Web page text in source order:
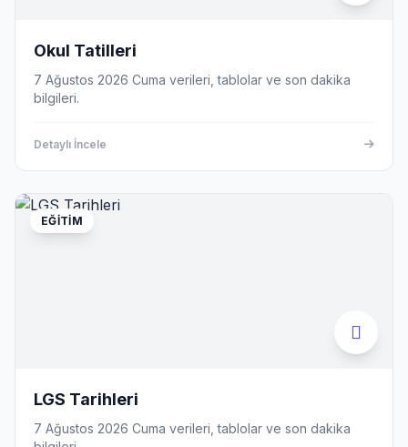
Okul Tatilleri
7 Ağustos 2026 Cuma verileri, tablolar ve son dakika
bilgileri.
Detaylı İncele
EĞITIM
LGS Tarihleri
7 Ağustos 2026 Cuma verileri, tablolar ve son dakika